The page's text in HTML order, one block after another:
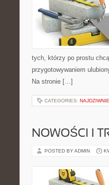
tych, którzy po prostu
przygotowywaniem
Na stronie […]
CATEGORIES:
NOWOŚCI I
POSTED BY ADMIN